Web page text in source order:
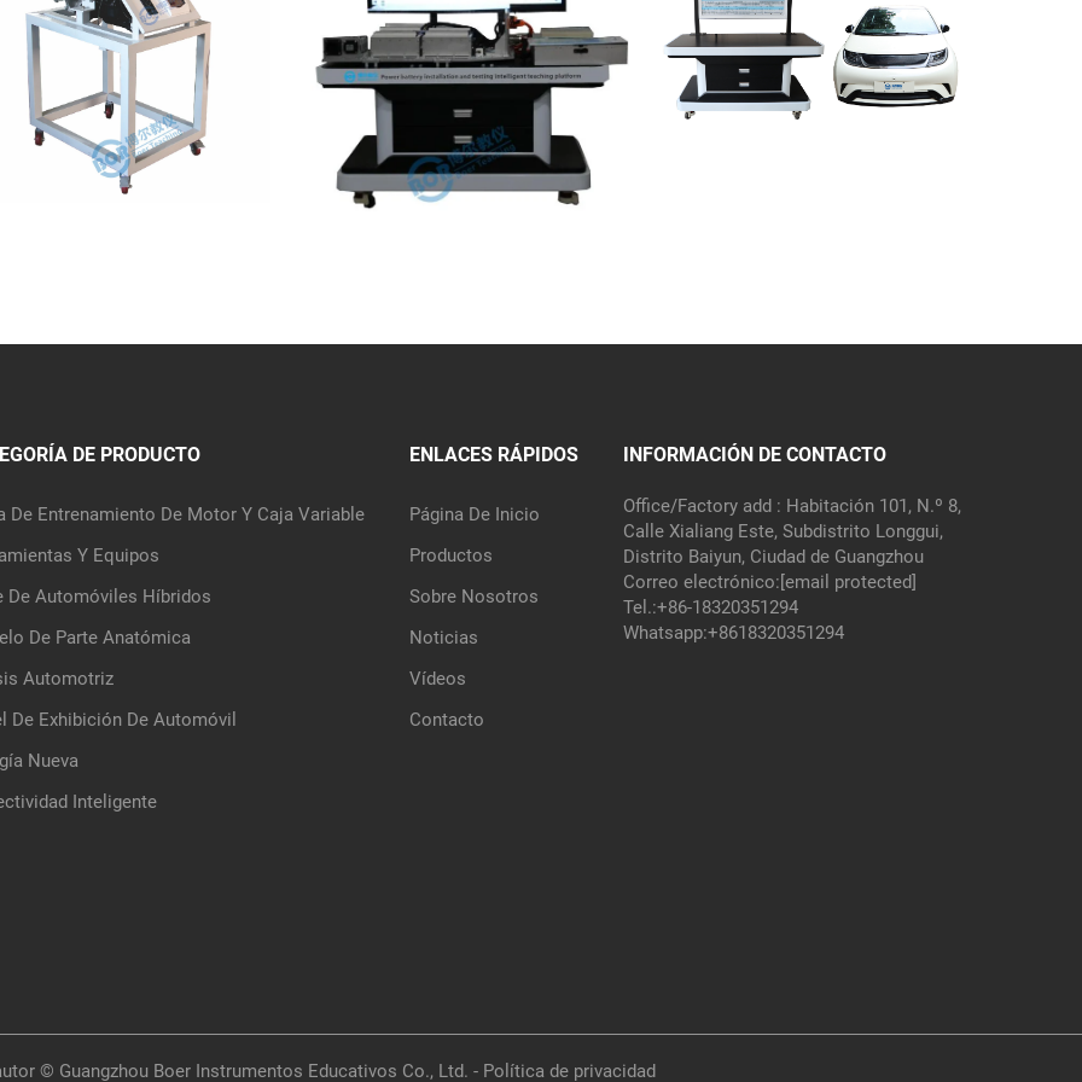
DE PRODUCTO
De Entrenamiento De Motor Y Caja Variable
Y Equipos
De Automóviles Híbridos
De Parte Anatómica
Automotriz
De Exhibición De Automóvil
Nueva
Inteligente
ENLACES RÁPIDOS
Página De Inicio
Productos
Sobre Nosotros
Noticias
Vídeos
Contacto
INFORMACIÓN DE CONTACTO
Office/Factory add : Habitación 101, N.º 8,
Calle Xialiang Este, Subdistrito Longgui,
Distrito Baiyun, Ciudad de Guangzhou
Correo electrónico:[email protected]
Tel.:+86-18320351294
Whatsapp:+8618320351294
© Guangzhou Boer Instrumentos Educativos Co., Ltd. - Política de privacidad